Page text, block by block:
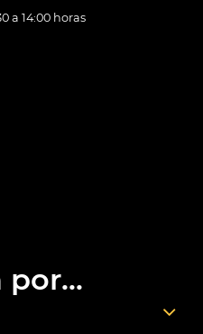
a 14:00 horas
por...